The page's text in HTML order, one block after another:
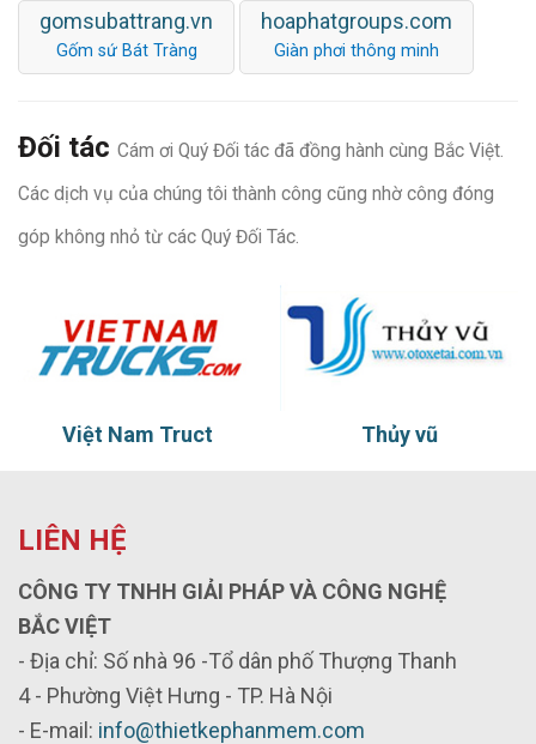
gomsubattrang.vn
Gốm sứ Bát Tràng
hoaphatgroups.com
Giàn phơi thông minh
Đối tác Cám ơi Quý Đối tác đã đồng hành cùng Bắc Việt.
Các dịch vụ của chúng tôi thành công cũng nhờ công đóng
góp không nhỏ từ các Quý Đối Tác.
Việt Nam Truct Thủy vũ
LIÊN HỆ
CÔNG TY TNHH GIẢI PHÁP VÀ CÔNG NGHỆ
BẮC VIỆT
- Địa chỉ: Số nhà 96 -Tổ dân phố Thượng Thanh
4 - Phường Việt Hưng - TP. Hà Nội
- E-mail: info@thietkephanmem.com